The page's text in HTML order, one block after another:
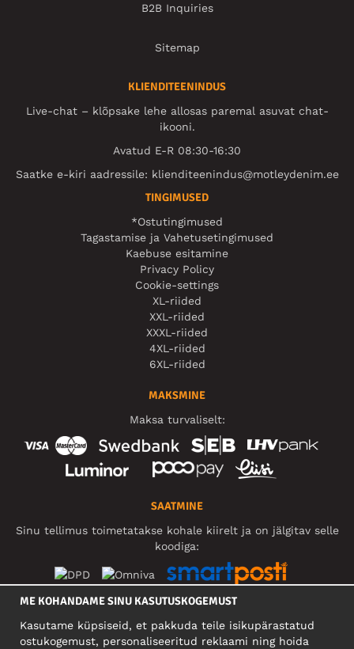
B2B Inquiries
Sitemap
KLIENDITEENINDUS
Live-chat – klõpsake lehe allosas paremal asuvat chat-
ikooni.
Avatud E-R 08:30-16:30
Saatke e-kiri aadressile: klienditeenindus@motleydenim.ee
TINGIMUSED
*Ostutingimused
Tagastamise ja Vahetusetingimused
Kaebuse esitamine
Privacy Policy
Cookie-settings
XL-riided
XXL-riided
XXXL-riided
4XL-riided
6XL-riided
MAKSMINE
Maksa turvaliselt:
SAATMINE
Sinu tellimus toimetatakse kohale kiirelt ja on jälgitav selle
koodiga:
ME KOHANDAME SINU KASUTUSKOGEMUST
Kasutame küpsiseid, et pakkuda teile isikupärastatud
ostukogemust, personaliseeritud reklaami ning hoida